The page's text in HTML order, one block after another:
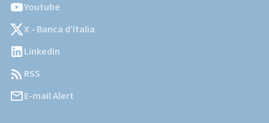
Youtube
X - Banca d’Italia
Linkedin
RSS
E-mail Alert